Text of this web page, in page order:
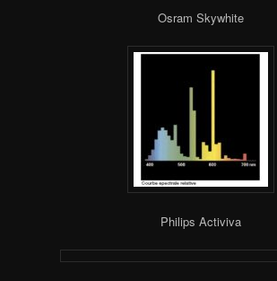
Osram Skywhite
Philips Activiva